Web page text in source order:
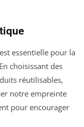
essentielle pour la
choisissant des
réutilisables,
notre empreinte
pour encourager